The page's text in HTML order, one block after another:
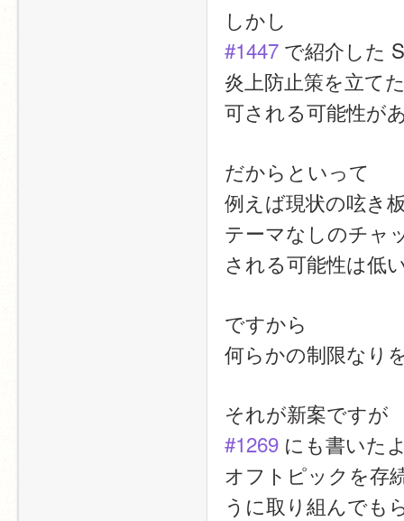
しかし
#1447 で紹介した
炎上防止策を立て
可される可能性が
だからといって
例えば現状の呟き
テーマなしのチャ
される可能性は低
ですから
何らかの制限なり
それが新案ですが
#1269 にも書いた
オフトピックを存
うに取り組んでも